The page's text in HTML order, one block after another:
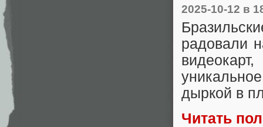
2025-10-12 в
радовали
дыркой в
Читать